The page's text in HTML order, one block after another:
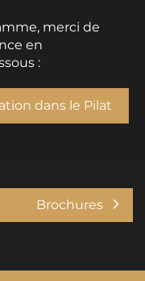
merci de
en
:
dans le Pilat
Brochures